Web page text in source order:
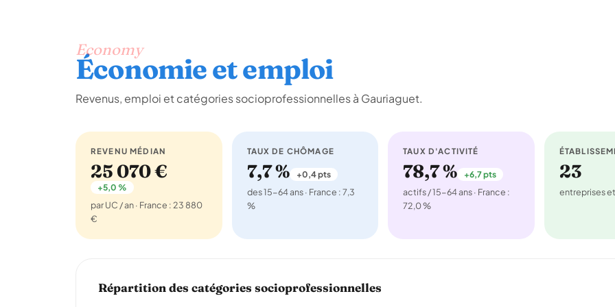
Economy
Économie et emploi
Revenus, emploi et catégories socioprofessionnelles à Gauriaguet.
REVENU MÉDIAN
25 070 €
+5,0 %
par UC / an · France : 23 880
€
TAUX DE CHÔMAGE
7,7 % +0,4 pts
des 15-64 ans · France : 7,3
%
TAUX D'ACTIVITÉ
78,7 % +6,7 pts
actifs / 15-64 ans · France :
72,0 %
23
entreprises
Répartition des catégories socioprofessionnelles